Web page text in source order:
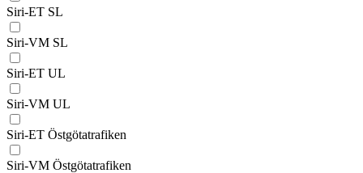
Siri-ET SL
Siri-VM SL
Siri-ET UL
Siri-VM UL
Siri-ET Östgötatrafiken
Siri-VM Östgötatrafiken